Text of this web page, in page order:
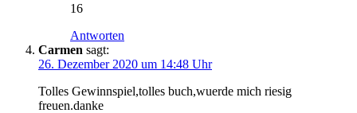
16
Antworten
Carmen sagt:
26. Dezember 2020 um 14:48 Uhr
Tolles Gewinnspiel,tolles buch,wuerde mich riesig
freuen.danke